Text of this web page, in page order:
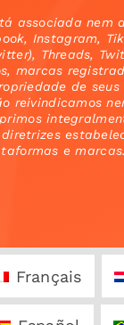
associada nem
Instagram,
Threads,
marcas
de seus
reivindicamos
e marcas.
Français